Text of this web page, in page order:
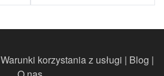
Warunki korzystania z usługi | Blog |